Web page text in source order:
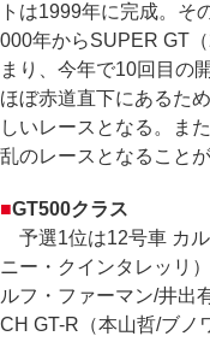
トは1999年に完成。そ
000年からSUPER GT
まり、今年で10回目の
ほぼ赤道直下にあるた
しいレースとなる。ま
乱のレースとなることが
■GT500クラス
予選1位は12号車 カル
ニー・クインタレッリ
ルフ・ファーマン/井出
CH GT-R（本山哲/ブノ